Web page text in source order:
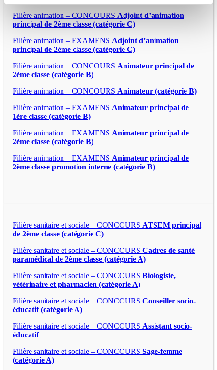
Filière animation – CONCOURS Adjoint d’animation
principal de 2ème classe (catégorie C)
Filière animation – EXAMENS Adjoint d’animation
principal de 2ème classe (catégorie C)
Filière animation – CONCOURS Animateur principal de
2ème classe (catégorie B)
Filière animation – CONCOURS Animateur (catégorie B)
Filière animation – EXAMENS Animateur principal de
1ère classe (catégorie B)
Filière animation – EXAMENS Animateur principal de
2ème classe (catégorie B)
Filière animation – EXAMENS Animateur principal de
2ème classe promotion interne (catégorie B)
Filière sanitaire et sociale – CONCOURS ATSEM principal
de 2ème classe (catégorie C)
Filière sanitaire et sociale – CONCOURS Cadres de santé
paramédical de 2ème classe (catégorie A)
Filière sanitaire et sociale – CONCOURS Biologiste,
vétérinaire et pharmacien (catégorie A)
Filière sanitaire et sociale – CONCOURS Conseiller socio-
éducatif (catégorie A)
Filière sanitaire et sociale – CONCOURS Assistant socio-
éducatif
Filière sanitaire et sociale – CONCOURS Sage-femme
(catégorie A)